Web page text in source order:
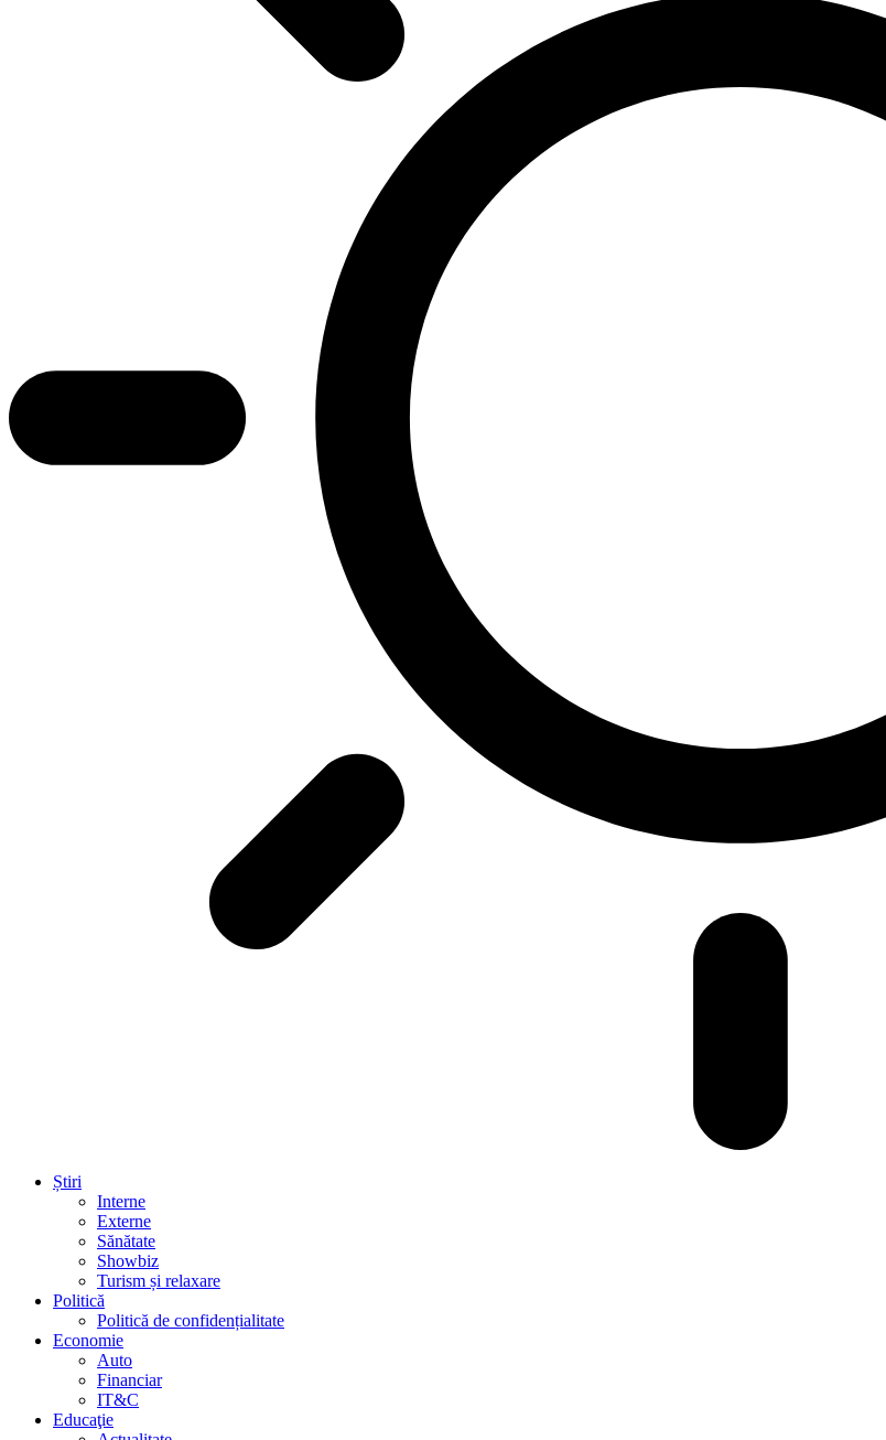
Știri
Interne
Externe
Sănătate
Showbiz
Turism și relaxare
Politică
Politică de confidențialitate
Economie
Auto
Financiar
IT&C
Educaţie